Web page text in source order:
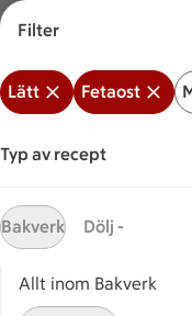
Meny
Vilken
Start
Sök ingrediens eller
Inga förslag
Filter
Lätt Fetaost
Typ av recept
Bakverk Dölj -
Allt inom Bakverk